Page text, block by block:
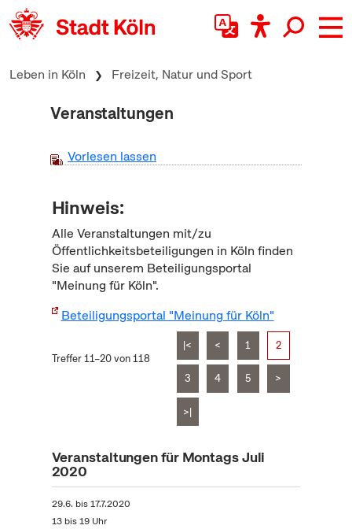
zum Inhalt springen
Leben in Köln Freizeit, Natur und Sport
Veranstaltungen
Vorlesen lassen
Hinweis:
Alle Veranstaltungen mit/zu
Öffentlichkeitsbeteiligungen in Köln finden
Sie auf unserem Beteiligungsportal
"Meinung für Köln".
Beteiligungsportal "Meinung für Köln"
Treffer 11–20 von 118
|< < 1 2
3 4 5 >
>|
Veranstaltungen für Montags Juli
2020
29.6. bis17.7.2020
13 bis 19 Uhr